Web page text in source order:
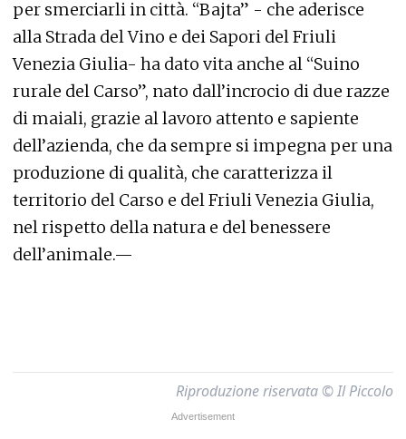
per smerciarli in città. “Bajta” - che aderisce
alla Strada del Vino e dei Sapori del Friuli
Venezia Giulia- ha dato vita anche al “Suino
rurale del Carso”, nato dall’incrocio di due razze
di maiali, grazie al lavoro attento e sapiente
dell’azienda, che da sempre si impegna per una
produzione di qualità, che caratterizza il
territorio del Carso e del Friuli Venezia Giulia,
nel rispetto della natura e del benessere
dell’animale.—
Riproduzione riservata © Il Piccolo